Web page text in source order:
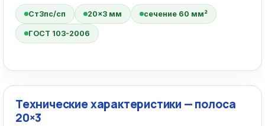
Ст3пс/сп 20×3 мм сечение 60 мм²
ГОСТ 103-2006
Технические характеристики — полоса
20×3